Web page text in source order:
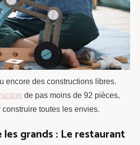
encore des constructions libres.
de pas moins de 92 pièces,
construire toutes les envies.
les grands : Le restaurant